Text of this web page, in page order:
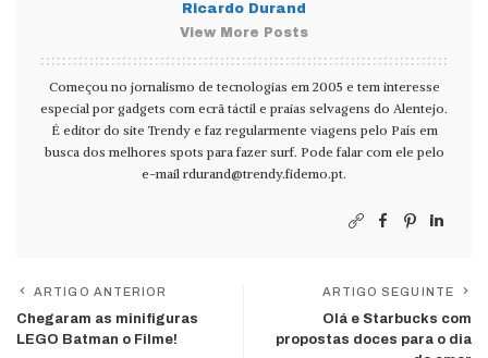
Ricardo Durand
View More Posts
Começou no jornalismo de tecnologias em 2005 e tem interesse
especial por gadgets com ecrã táctil e praias selvagens do Alentejo.
É editor do site Trendy e faz regularmente viagens pelo País em
busca dos melhores spots para fazer surf. Pode falar com ele pelo
e-mail rdurand@trendy.fidemo.pt.
ARTIGO ANTERIOR
Chegaram as minifiguras
LEGO Batman o Filme!
ARTIGO SEGUINTE
Olá e Starbucks com
propostas doces para o dia